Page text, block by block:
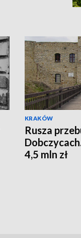
KRAKÓW
Rusza
4,5 mln zł